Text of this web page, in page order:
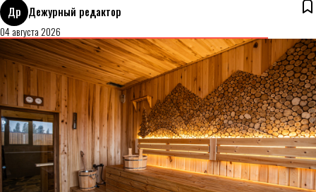
Др Дежурный редактор
04 августа 2026